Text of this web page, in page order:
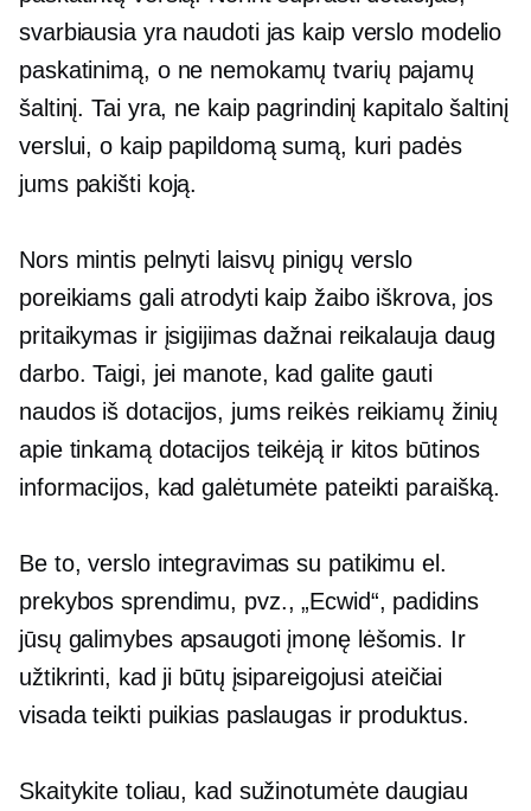
svarbiausia yra naudoti jas kaip verslo modelio
paskatinimą, o ne nemokamų tvarių pajamų
šaltinį. Tai yra, ne kaip pagrindinį kapitalo šaltinį
verslui, o kaip papildomą sumą, kuri padės
jums pakišti koją.
Nors mintis pelnyti laisvų pinigų verslo
poreikiams gali atrodyti kaip žaibo iškrova, jos
pritaikymas ir įsigijimas dažnai reikalauja daug
darbo. Taigi, jei manote, kad galite gauti
naudos iš dotacijos, jums reikės reikiamų žinių
apie tinkamą dotacijos teikėją ir kitos būtinos
informacijos, kad galėtumėte pateikti paraišką.
Be to, verslo integravimas su patikimu el.
prekybos sprendimu, pvz., „Ecwid“, padidins
jūsų galimybes apsaugoti įmonę lėšomis. Ir
užtikrinti, kad ji būtų įsipareigojusi ateičiai
visada teikti puikias paslaugas ir produktus.
Skaitykite toliau, kad sužinotumėte daugiau